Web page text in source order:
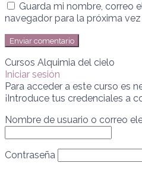
Guarda mi nombre, correo
navegador para la próxima
Cursos Alquimia del cielo
Iniciar sesión
Para acceder a este curso es
¡Introduce tus credenciales a
Nombre de usuario o correo
Contraseña